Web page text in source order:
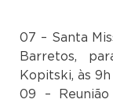
07 – Santa
Barretos,
Kopitski, às 9h
09 –